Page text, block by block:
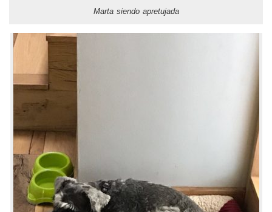
Marta siendo apretujada